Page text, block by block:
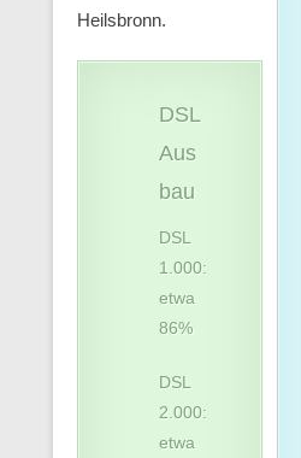
Heilsbronn.
DSL
Aus
bau
DSL
1.000:
etwa
86%
DSL
2.000:
etwa